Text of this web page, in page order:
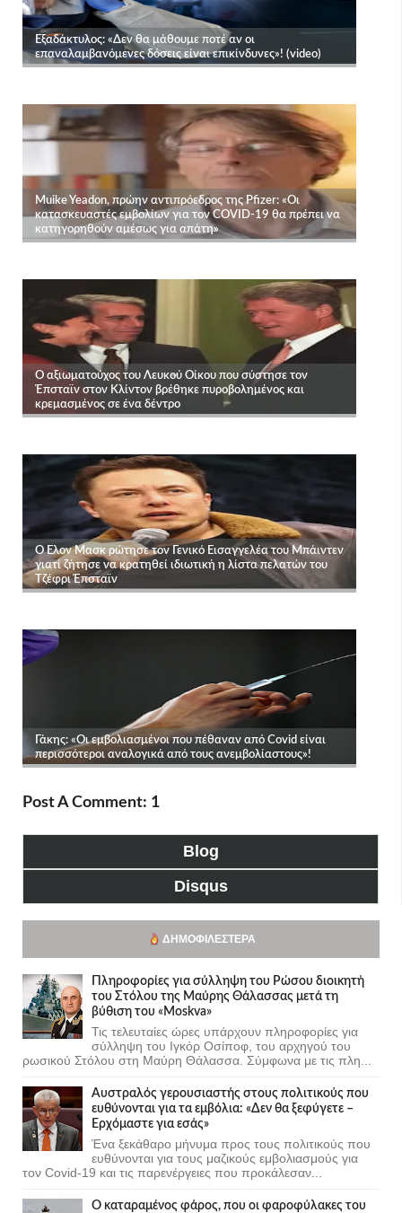
Post A Comment: 1
Blog
Disqus
ΔΗΜΟΦΙΛΈΣΤΕΡΑ
Πληροφορίες για σύλληψη του Ρώσου διοικητή
του Στόλου της Mαύρης Θάλασσας μετά τη
βύθιση του «Moskva»
Τις τελευταίες ώρες υπάρχουν πληροφορίες για
σύλληψη του Ιγκόρ Οσίποφ, του αρχηγού του
ρωσικού Στόλου στη Μαύρη Θάλασσα. Σύμφωνα με τις πλη...
Αυστραλός γερουσιαστής στους πολιτικούς που
ευθύνονται για τα εμβόλια: «Δεν θα ξεφύγετε –
Ερχόμαστε για εσάς»
Ένα ξεκάθαρο μήνυμα προς τους πολιτικούς που
ευθύνονται για τους μαζικούς εμβολιασμούς για
τον Covid-19 και τις παρενέργειες που προκάλεσαν...
Ο καταραμένος φάρος, που οι φαροφύλακες του